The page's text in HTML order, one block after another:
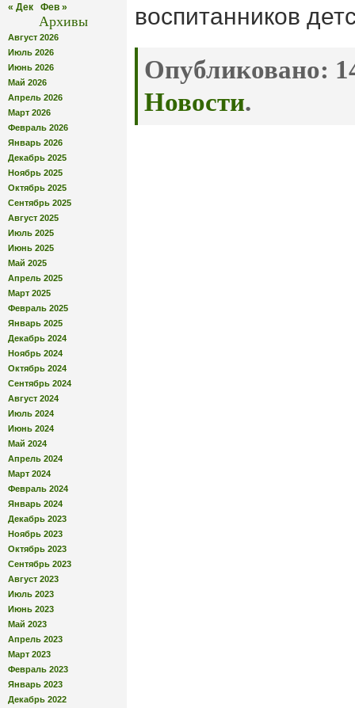
« Дек Фев »
Архивы
Август 2026
Июль 2026
Июнь 2026
Май 2026
Апрель 2026
Март 2026
Февраль 2026
Январь 2026
Декабрь 2025
Ноябрь 2025
Октябрь 2025
Сентябрь 2025
Август 2025
Июль 2025
Июнь 2025
Май 2025
Апрель 2025
Март 2025
Февраль 2025
Январь 2025
Декабрь 2024
Ноябрь 2024
Октябрь 2024
Сентябрь 2024
Август 2024
Июль 2024
Июнь 2024
Май 2024
Апрель 2024
Март 2024
Февраль 2024
Январь 2024
Декабрь 2023
Ноябрь 2023
Октябрь 2023
Сентябрь 2023
Август 2023
Июль 2023
Июнь 2023
Май 2023
Апрель 2023
Март 2023
Февраль 2023
Январь 2023
Декабрь 2022
воспитанников
Опубликовано:
Новости.